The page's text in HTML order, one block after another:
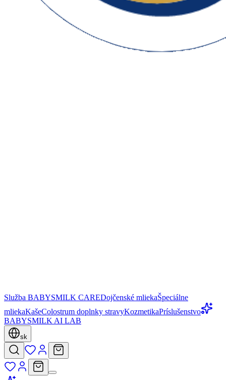
Služba BABYSMILK CAREDojčenské mliekaŠpeciálne
mliekaKašeColostrum doplnky stravyKozmetikaPríslušenstvo
BABYSMILK AI LAB
sk